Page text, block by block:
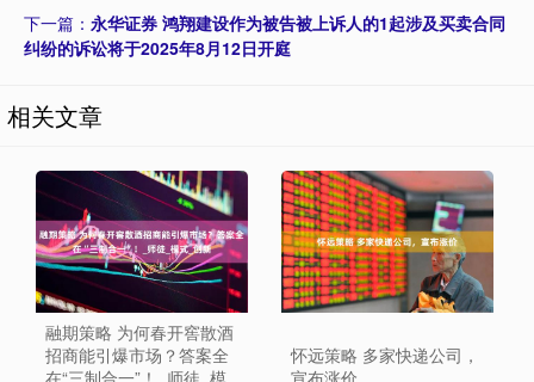
下一篇： 永华证券 鸿翔建设作为被告被上诉人的1起涉及买卖合同
纠纷的诉讼将于2025年8月12日开庭
相关文章
融期策略 为何春开窖散酒
招商能引爆市场？答案全
在“三制合一”！_师徒_模
怀远策略 多家快递公司，
宣布涨价